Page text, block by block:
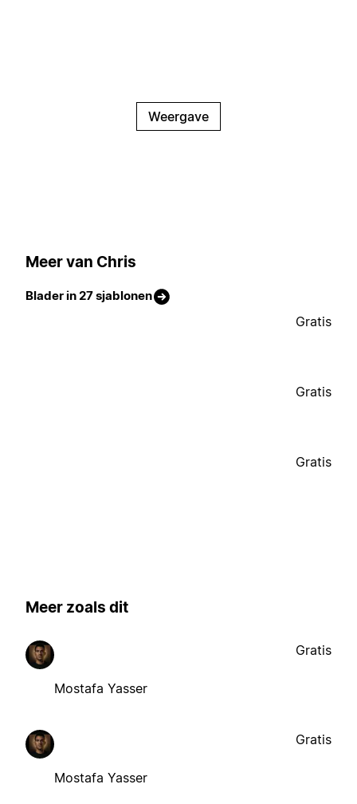
Weergave
Meer van Chris
Blader in 27 sjablonen
Gratis
Gratis
Gratis
Meer zoals dit
Mostafa Yasser
Gratis
Mostafa Yasser
Gratis